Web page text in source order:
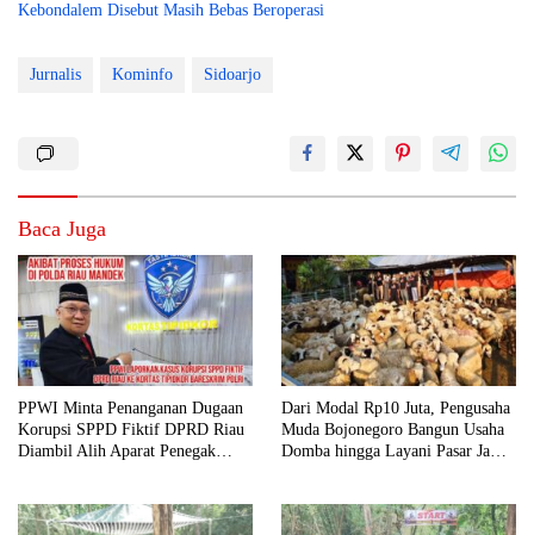
Kebondalem Disebut Masih Bebas Beroperasi
Jurnalis Kominfo Sidoarjo
Baca Juga
PPWI Minta Penanganan Dugaan
Korupsi SPPD Fiktif DPRD Riau
Diambil Alih Aparat Penegak
Dari Modal Rp10 Juta, Pengusaha
Muda Bojonegoro Bangun Usaha
Domba hingga Layani Pasar Jawa